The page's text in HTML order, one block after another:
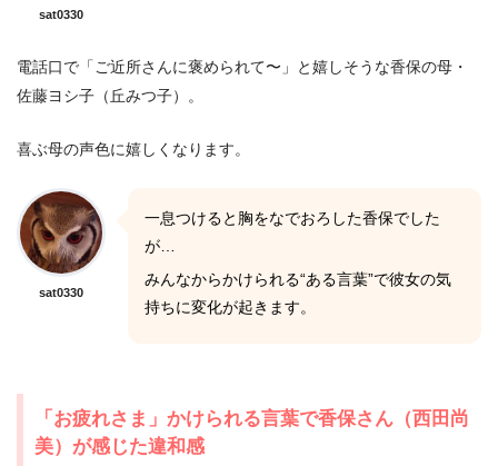
sat0330
電話口で「ご近所さんに褒められて〜」と嬉しそうな香保の母・
佐藤ヨシ子（丘みつ子）。
喜ぶ母の声色に嬉しくなります。
sat0330
一息つけると胸をなでおろした香保でした
が…
みんなからかけられる“ある言葉”で彼女の気
持ちに変化が起きます。
「お疲れさま」かけられる言葉で香保さん（西田尚
美）が感じた違和感